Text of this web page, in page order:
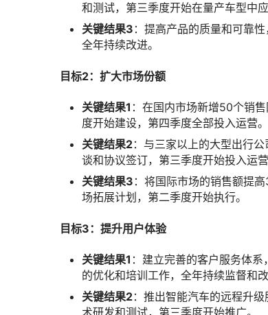
和测试，第三季度开始在量产车型中应
关键结果3 ：提高产品的质量和可靠
全年持续改进。
目标2：扩大市场份额
关键结果1 ：在国内市场新增50个销
度开始建设，第四季度全部投入运营。
关键结果2：与三家以上的大型出行
谈和协议签订，第三季度开始投入运营
关键结果3 ：将国际市场的销售额提
场拓展计划，第二季度开始执行。
目标3：提升用户体验
关键结果1 ：建立完善的客户服务体
的优化和培训工作，全年持续监督和改
关键结果2：推出智能汽车的远程升